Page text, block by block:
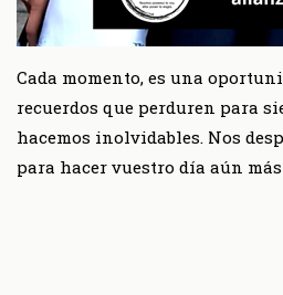
Cada momento, es una
recuerdos que perduren para
hacemos inolvidables. Nos
para hacer vuestro día aún